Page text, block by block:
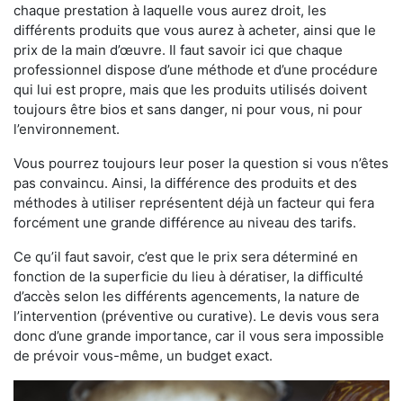
chaque prestation à laquelle vous aurez droit, les
différents produits que vous aurez à acheter, ainsi que le
prix de la main d’œuvre. Il faut savoir ici que chaque
professionnel dispose d’une méthode et d’une procédure
qui lui est propre, mais que les produits utilisés doivent
toujours être bios et sans danger, ni pour vous, ni pour
l’environnement.
Vous pourrez toujours leur poser la question si vous n’êtes
pas convaincu. Ainsi, la différence des produits et des
méthodes à utiliser représentent déjà un facteur qui fera
forcément une grande différence au niveau des tarifs.
Ce qu’il faut savoir, c’est que le prix sera déterminé en
fonction de la superficie du lieu à dératiser, la difficulté
d’accès selon les différents agencements, la nature de
l’intervention (préventive ou curative). Le devis vous sera
donc d’une grande importance, car il vous sera impossible
de prévoir vous-même, un budget exact.